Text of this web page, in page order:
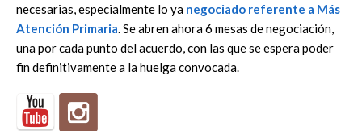
necesarias, especialmente lo ya negociado referente a Más
Atención Primaria. Se abren ahora 6 mesas de negociación,
una por cada punto del acuerdo, con las que se espera poder
fin definitivamente a la huelga convocada.